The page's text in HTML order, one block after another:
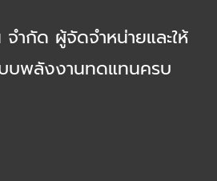
ำกัด ผู้จัดจำหน่ายและให้
บพลังงานทดแทนครบ